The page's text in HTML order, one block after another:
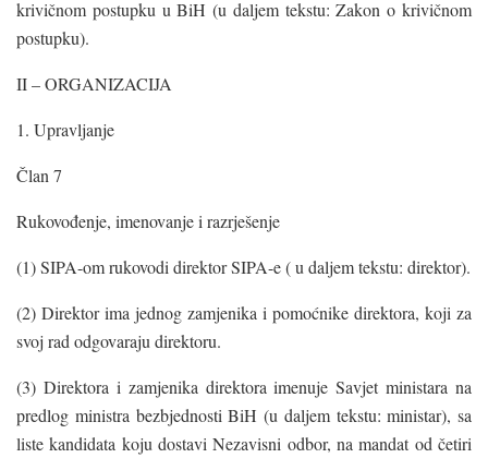
krivičnom postupku u BiH (u daljem tekstu: Zakon o krivičnom
postupku).
II – ORGANIZACIJA
1. Upravljanje
Član 7
Rukovođenje, imenovanje i razrješenje
(1) SIPA-om rukovodi direktor SIPA-e ( u daljem tekstu: direktor).
(2) Direktor ima jednog zamjenika i pomoćnike direktora, koji za
svoj rad odgovaraju direktoru.
(3) Direktora i zamjenika direktora imenuje Savjet ministara na
predlog ministra bezbjednosti BiH (u daljem tekstu: ministar), sa
liste kandidata koju dostavi Nezavisni odbor, na mandat od četiri